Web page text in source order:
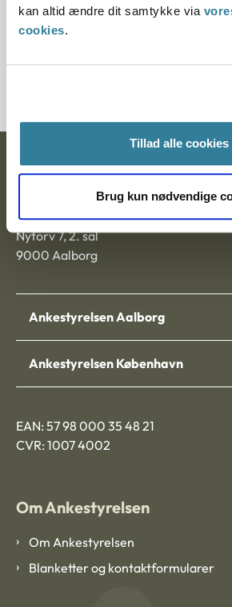
kan altid ændre dit samtykke via
cookies.
Tillad alle cookies
Brug kun nødvendige
LÆS MERE
Om principmeddelelser
Ankestyrelsen
Nytorv 7, 2. sal
9000 Aalborg
Ankestyrelsen Aalborg
Ankestyrelsen København
EAN: 57 98 000 35 48 21
CVR: 1007 4002
Om Ankestyrelsen
Om Ankestyrelsen
Blanketter og kontaktformularer